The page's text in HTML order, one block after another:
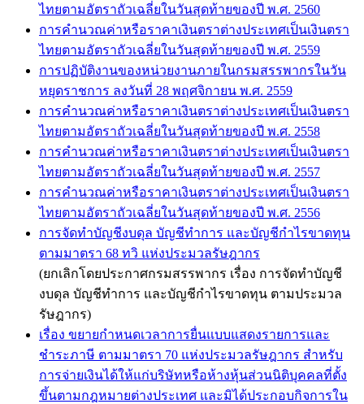
ไทยตามอัตราถัวเฉลี่ยในวันสุดท้ายของปี พ.ศ. 2560
การคำนวณค่าหรือราคาเงินตราต่างประเทศเป็นเงินตรา
ไทยตามอัตราถัวเฉลี่ยในวันสุดท้ายของปี พ.ศ. 2559
การปฏิบัติงานของหน่วยงานภายในกรมสรรพากรในวัน
หยุดราชการ ลงวันที่ 28 พฤศจิกายน พ.ศ. 2559
การคำนวณค่าหรือราคาเงินตราต่างประเทศเป็นเงินตรา
ไทยตามอัตราถัวเฉลี่ยในวันสุดท้ายของปี พ.ศ. 2558
การคำนวณค่าหรือราคาเงินตราต่างประเทศเป็นเงินตรา
ไทยตามอัตราถัวเฉลี่ยในวันสุดท้ายของปี พ.ศ. 2557
การคำนวณค่าหรือราคาเงินตราต่างประเทศเป็นเงินตรา
ไทยตามอัตราถัวเฉลี่ยในวันสุดท้ายของปี พ.ศ. 2556
การจัดทำบัญชีงบดุล บัญชีทำการ และบัญชีกำไรขาดทุน
ตามมาตรา 68 ทวิ แห่งประมวลรัษฎากร
(ยกเลิกโดยประกาศกรมสรรพากร เรื่อง การจัดทำบัญชี
งบดุล บัญชีทำการ และบัญชีกำไรขาดทุน ตามประมวล
รัษฎากร)
เรื่อง ขยายกำหนดเวลาการยื่นแบบแสดงรายการและ
ชำระภาษี ตามมาตรา 70 แห่งประมวลรัษฎากร สำหรับ
การจ่ายเงินได้ให้แก่บริษัทหรือห้างหุ้นส่วนนิติบุคคลที่ตั้ง
ขึ้นตามกฎหมายต่างประเทศ และมิได้ประกอบกิจการใน